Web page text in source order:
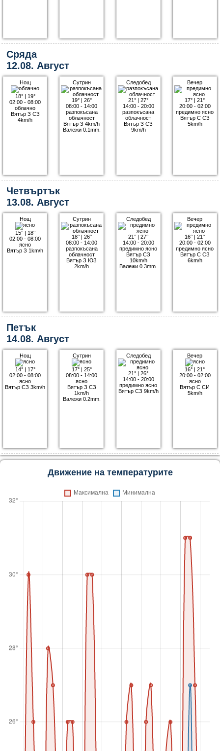
Сряда
12.08. Август
Нощ
18°| 19°
02:00 - 08:00
облачно
Вятър З СЗ
4km/h
Сутрин
19°| 26°
08:00 - 14:00
разпокъсана
облачност
Вятър З 4km/h
Валежи 0.1mm.
Следобед
21° |27°
14:00 - 20:00
разпокъсана
облачност
Вятър З СЗ
9km/h
Вечер
17° |21°
20:00 - 02:00
предимно ясно
Вятър С СЗ
5km/h
Четвъртък
13.08. Август
Нощ
15°| 18°
02:00 - 08:00
ясно
Вятър З 1km/h
Сутрин
18°| 26°
08:00 - 14:00
разпокъсана
облачност
Вятър З ЮЗ
2km/h
Следобед
21° |27°
14:00 - 20:00
предимно ясно
Вятър СЗ
10km/h
Валежи 0.3mm.
Вечер
16° |21°
20:00 - 02:00
предимно ясно
Вятър С СЗ
6km/h
Петък
14.08. Август
Нощ
14°| 17°
02:00 - 08:00
ясно
Вятър СЗ 3km/h
Сутрин
17°| 25°
08:00 - 14:00
ясно
Вятър З СЗ
1km/h
Валежи 0.2mm.
Следобед
21° |26°
14:00 - 20:00
предимно ясно
Вятър СЗ 9km/h
Вечер
16° |21°
20:00 - 02:00
ясно
Вятър С СИ
5km/h
Движение на температурите